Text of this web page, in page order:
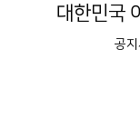
대한민국
공